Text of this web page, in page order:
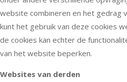
website combineren en het gedrag
kunt het gebruik van deze cookies
de cookies kan echter de
van het website beperken.
Websites van derden